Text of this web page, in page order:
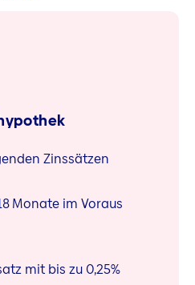
Zinssätzen
Monate im Voraus
mit bis zu 0,25%